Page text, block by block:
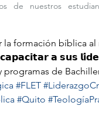
de nuestros
formación bíblica al
𝗮 𝘀𝘂𝘀
de
#FLET
#Quito